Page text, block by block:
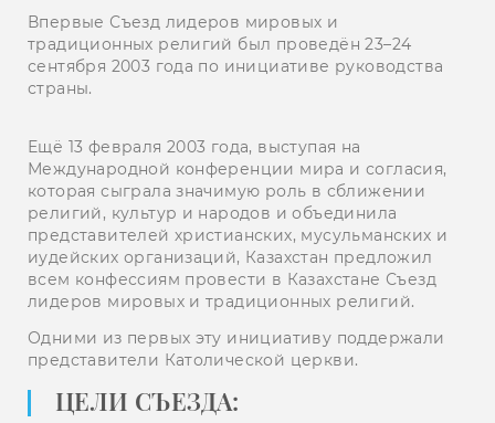
Впервые Съезд лидеров мировых и
традиционных религий был проведён 23–24
сентября 2003 года по инициативе руководства
страны.
Ещё 13 февраля 2003 года, выступая на
Международной конференции мира и согласия,
которая сыграла значимую роль в сближении
религий, культур и народов и объединила
представителей христианских, мусульманских и
иудейских организаций, Казахстан предложил
всем конфессиям провести в Казахстане Съезд
лидеров мировых и традиционных религий.
Одними из первых эту инициативу поддержали
представители Католической церкви.
ЦЕЛИ СЪЕЗДА: